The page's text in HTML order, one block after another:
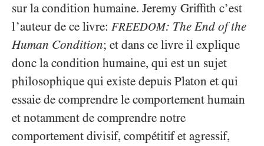
sur la condition humaine. Jeremy Griffith c’est
l’auteur de ce livre: FREEDOM: The End of the
Human Condition; et dans ce livre il explique
donc la condition humaine, qui est un sujet
philosophique qui existe depuis Platon et qui
essaie de comprendre le comportement humain
et notamment de comprendre notre
comportement divisif, compétitif et agressif,